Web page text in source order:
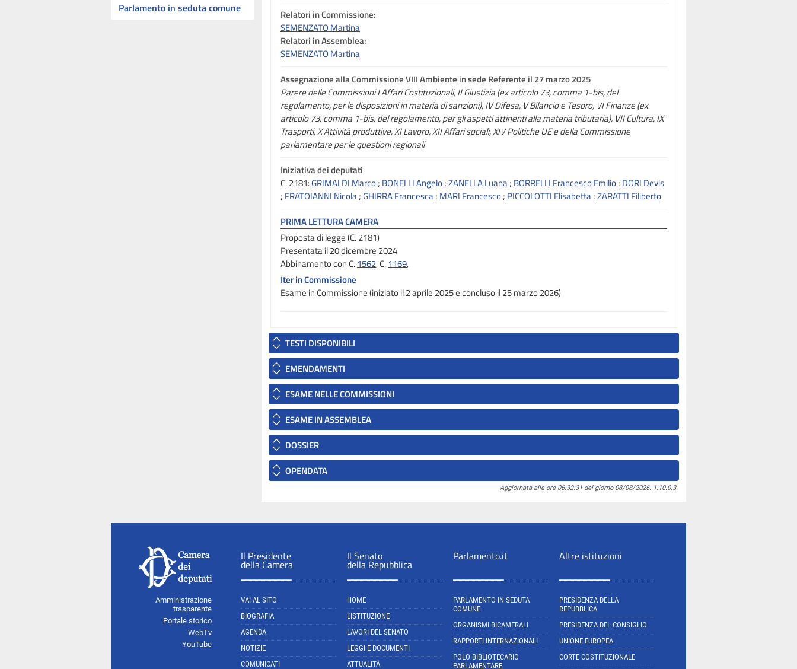
Parlamento in seduta comune
Relatori in Commissione:
SEMENZATO Martina
Relatori in Assemblea:
SEMENZATO Martina
Assegnazionealla Commissione VIII Ambiente in sede Referente il 27 marzo 2025
Parere delle Commissioni I Affari Costituzionali, II Giustizia (ex articolo 73, comma 1-bis, del
regolamento, per le disposizioni in materia di sanzioni), IV Difesa, V Bilancio e Tesoro, VI Finanze (ex
articolo 73, comma 1-bis, del regolamento, per gli aspetti attinenti alla materia tributaria), VII Cultura, IX
Trasporti, X Attività produttive, XI Lavoro, XII Affari sociali, XIV Politiche UE e della Commissione
parlamentare per le questioni regionali
Iniziativa dei deputati
C. 2181:GRIMALDI Marco; BONELLI Angelo;ZANELLA Luana; BORRELLI Francesco Emilio; DORI Devis
; FRATOIANNI Nicola;GHIRRA Francesca; MARI Francesco; PICCOLOTTI Elisabetta;ZARATTI Filiberto
PRIMA LETTURA CAMERA
Proposta di legge (C. 2181)
Presentata il 20 dicembre 2024
Abbinamento con C.1562, C.1169,
Iter in Commissione
Esame in Commissione (iniziato il 2 aprile 2025 e concluso il 25 marzo 2026)
TESTI DISPONIBILI
EMENDAMENTI
ESAME NELLE COMMISSIONI
ESAME IN ASSEMBLEA
DOSSIER
OPENDATA
Aggiornata alle ore 06:32:31 del giorno 08/08/2026. 1.10.0.3
Amministrazione
trasparente
Portale storico
WebTv
YouTube
Il Presidente
della Camera
VAI AL SITO
BIOGRAFIA
AGENDA
NOTIZIE
COMUNICATI
Il Senato
della Repubblica
HOME
L'ISTITUZIONE
LAVORI DEL SENATO
LEGGI E DOCUMENTI
ATTUALITÀ
Parlamento.it
PARLAMENTO IN SEDUTA
COMUNE
ORGANISMI BICAMERALI
RAPPORTI INTERNAZIONALI
POLO BIBLIOTECARIO
PARLAMENTARE
Altre istituzioni
PRESIDENZA DELLA
REPUBBLICA
PRESIDENZA DEL CONSIGLIO
UNIONE EUROPEA
CORTE COSTITUZIONALE